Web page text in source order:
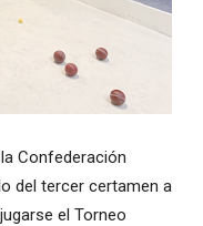
Confederación
del tercer certamen a
el Torneo